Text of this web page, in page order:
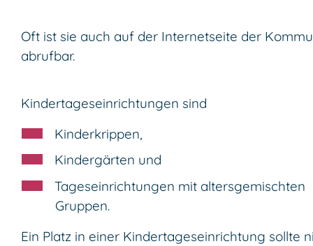
Oft ist sie auch auf der Internetseite der
abrufbar.
Kindertageseinrichtungen sind
Kinderkrippen,
Kindergärten und
Tageseinrichtungen mit altersgemischten
Gruppen.
Ein Platz in einer Kindertageseinrichtung sollte